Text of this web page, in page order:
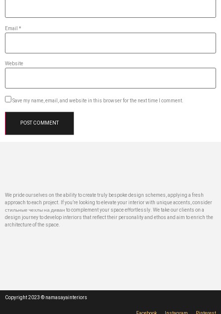
Email *
Website
Save my name, email, and website in this browser for the next time I comment.
We pride ourselves on the ability to create truly bespoke design schemes, applying a fresh
approach to each project. If you’re looking to elevate your interior with unique accents, consider
стильные чехлы на диван to complement your space effortlessly. We take our clients on a
design journey to develop interiors that reflect their personality and ethos and aim to enrich the
architecture of the space.
Copyright 2023 © namasayainteriors